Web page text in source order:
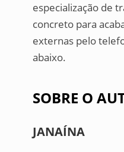
especialização de
concreto para
externas pelo
abaixo.
SOBRE O
JANAÍNA